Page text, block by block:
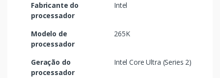
Fabricante do
processador
Intel
Modelo de
processador
265K
Geração do
processador
Intel Core Ultra (Series 2)